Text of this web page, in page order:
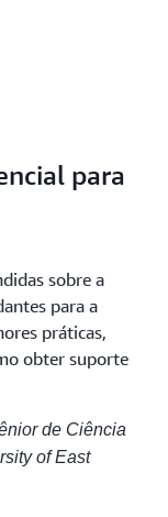
para
sobre a
para a
práticas,
obter suporte
de Ciência
of East